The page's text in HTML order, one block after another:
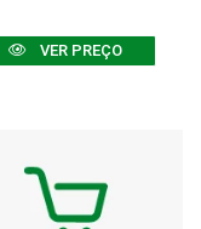
VER PREÇO